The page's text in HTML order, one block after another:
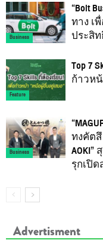
Business
“Bolt
ทาง เ
ประสิ
Feature
Top 7
ก้าวห
Business
ทงคัตสึ
รุกเปิ
Advertisment